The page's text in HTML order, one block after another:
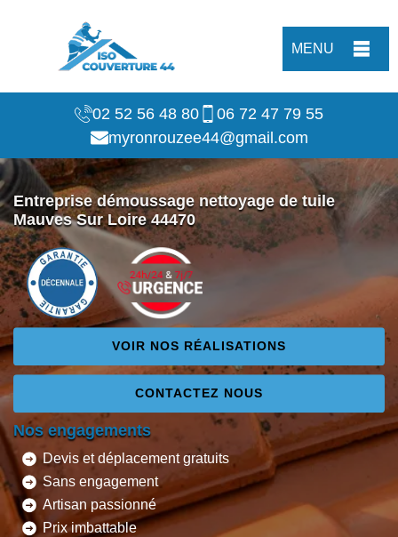
MENU
02 52 56 48 80
06 72 47 79 55
myronrouzee44@gmail.com
Entreprise démoussage nettoyage de tuile
Mauves Sur Loire 44470
VOIR NOS RÉALISATIONS
CONTACTEZ NOUS
Nos engagements
Devis et déplacement gratuits
Sans engagement
Artisan passionné
Prix imbattable